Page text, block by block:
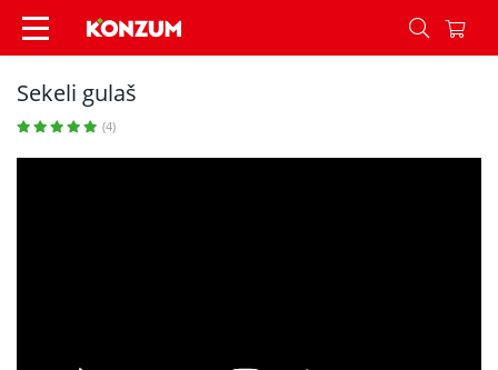
Sekeli gulaš - Recepti - Konzum
Sekeli gulaš
(4)